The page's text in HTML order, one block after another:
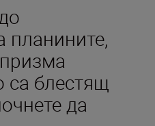
планините,
са блестящ
да